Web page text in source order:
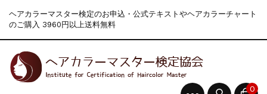
ヘアカラーマスター検定のお申込・公式テキストやヘアカラーチャート
のご購入 3960円以上送料無料
0